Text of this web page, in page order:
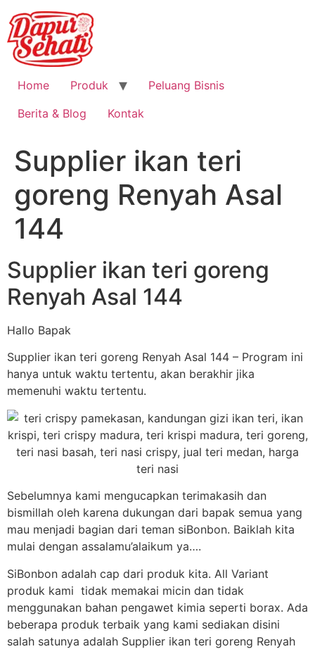
Home Produk
Peluang Bisnis
Berita & Blog
Kontak
Supplier ikan teri
goreng Renyah Asal
144
Supplier ikan teri goreng
Renyah Asal 144
Hallo Bapak
Supplier ikan teri goreng Renyah Asal 144 – Program ini
hanya untuk waktu tertentu, akan berakhir jika
memenuhi waktu tertentu.
Sebelumnya kami mengucapkan terimakasih dan
bismillah oleh karena dukungan dari bapak semua yang
mau menjadi bagian dari teman siBonbon. Baiklah kita
mulai dengan assalamu’alaikum ya….
SiBonbon adalah cap dari produk kita. All Variant
produk kami tidak memakai micin dan tidak
menggunakan bahan pengawet kimia seperti borax. Ada
beberapa produk terbaik yang kami sediakan disini
salah satunya adalah Supplier ikan teri goreng Renyah